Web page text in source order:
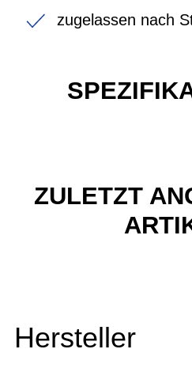
zugelassen nach
ZULETZT
Hersteller